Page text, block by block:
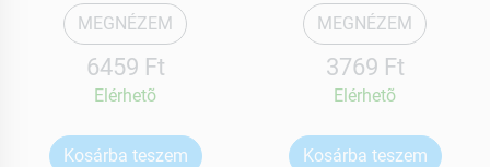
MEGNÉZEM
6459 Ft
Elérhetõ
Kosárba teszem
MEGNÉZEM
3769 Ft
Elérhetõ
Kosárba teszem